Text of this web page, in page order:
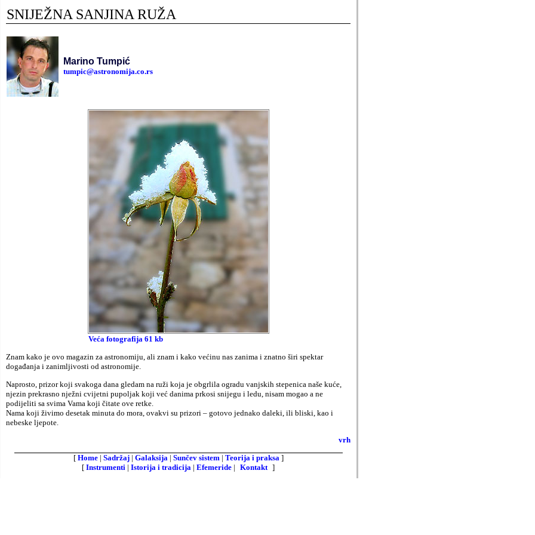
SNIJEŽNA SANJINA RUŽA
Marino Tumpić
tumpic@astronomija.co.rs
Veća fotografija 61 kb
Znam kako je ovo magazin za astronomiju, ali znam i kako većinu nas zanima i znatno širi spektar
događanja i zanimljivosti od astronomije.
Naprosto, prizor koji svakoga dana gledam na ruži koja je obgrlila ogradu vanjskih stepenica naše kuće,
njezin prekrasno nježni cvijetni pupoljak koji već danima prkosi snijegu i ledu, nisam mogao a ne
podijeliti sa svima Vama koji čitate ove retke.
Nama koji živimo desetak minuta do mora, ovakvi su prizori – gotovo jednako daleki, ili bliski, kao i
nebeske ljepote.
vrh
[ Home| Sadržaj| Galaksija| Sunčev sistem| Teorija i praksa]
[ Instrumenti | Istorija i tradicija | Efemeride | Kontakt ]